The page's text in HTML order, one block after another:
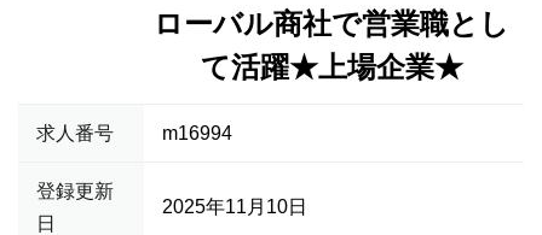
ローバル商社で営業職とし
て活躍★上場企業★
求人番号 m16994
登録更新
日
2025年11月10日